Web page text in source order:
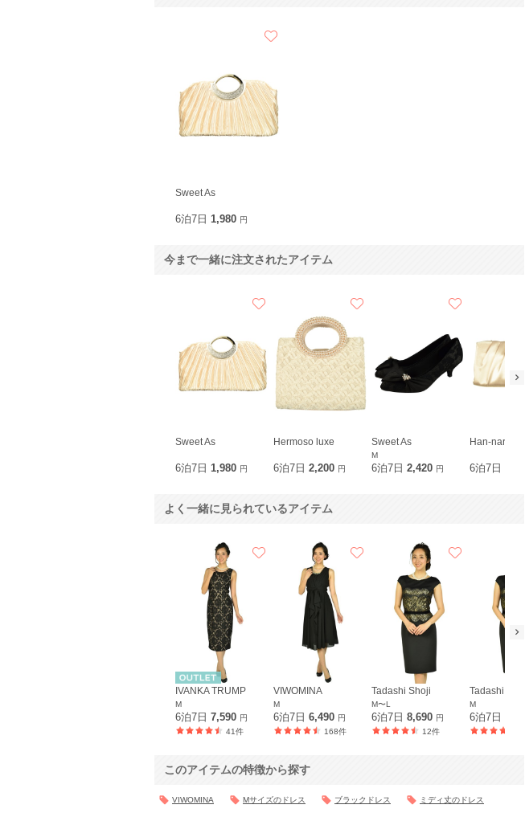
Sweet As
6泊7日 1,980 円
今まで一緒に注文されたアイテム
Sweet As
6泊7日 1,980 円
Hermoso luxe
6泊7日2,200 円
Sweet As
M
6泊7日2,420 円
Han-nari
6泊7日
よく一緒に見られているアイテム
IVANKA TRUMP
M
6泊7日 7,590 円
41件
VIWOMINA
M
6泊7日6,490 円
168件
Tadashi Shoji
M〜L
6泊7日8,690 円
12件
Tadashi Shoji
M
6泊7日
このアイテムの特徴から探す
VIWOMINA Mサイズのドレス ブラックドレス ミディ丈のドレス